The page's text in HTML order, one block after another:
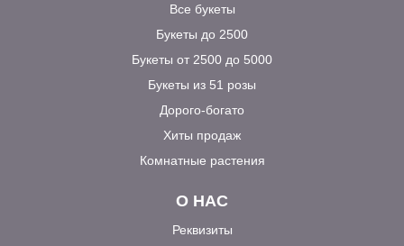
Все букеты
Букеты до 2500
Букеты от 2500 до 5000
Букеты из 51 розы
Дорого-богато
Хиты продаж
Комнатные растения
О НАС
Реквизиты